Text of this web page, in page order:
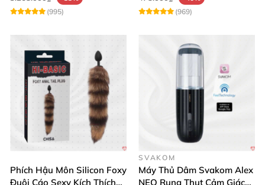
(995)
(969)
Phích Hậu Môn Silicon Foxy
Đuôi Cáo Sexy Kích Thích
SVAKOM
Máy Thủ Dâm Svakom Alex
NEO Rung Thụt Cảm Giác